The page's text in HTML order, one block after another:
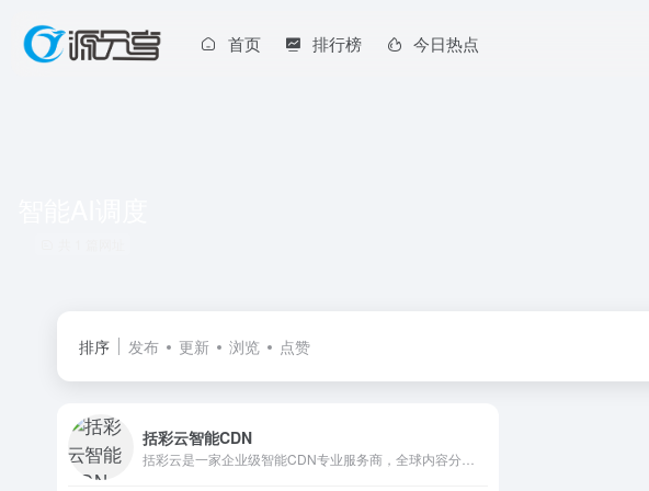
首页 排行榜 今日热点
排序 发布 更新 浏览 点赞
括彩云智能CDN